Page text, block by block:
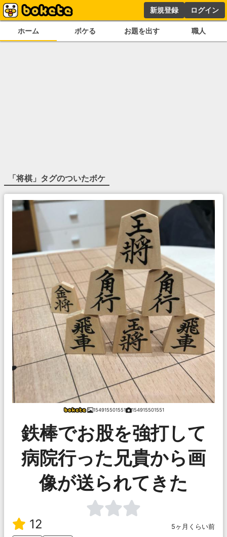
新規登録 ログイン
ホーム ボケる お題を出す 職人
「将棋 」タグのついたボケ
154915501551 154915501551
鉄棒でお股を強打して
病院行った兄貴から画
像が送られてきた
12
5ヶ月くらい前